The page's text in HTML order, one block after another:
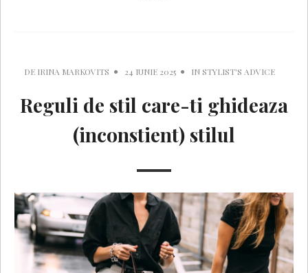
DE IRINA MARKOVITS 24 IUNIE 2025 IN STYLIST'S ADVICE
Reguli de stil care-ti ghideaza
(inconstient) stilul